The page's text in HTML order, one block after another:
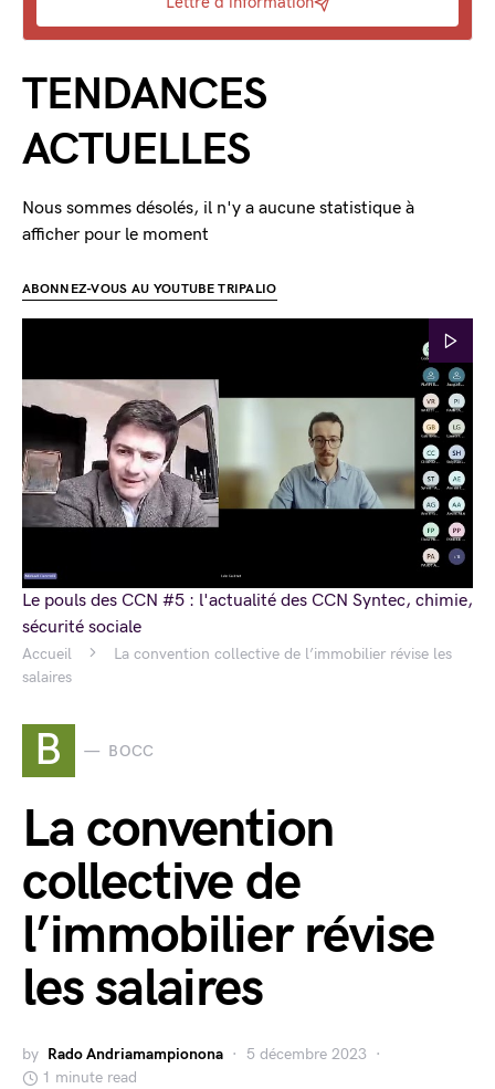
Accueil
La convention collective de l’immobilier révise les
salaires
B BOCC
La convention
collective de
l’immobilier révise
les salaires
by Rado Andriamampionona
5 décembre 2023
1 minute read
TENDANCES
ACTUELLES
Nous sommes désolés, il n'y a aucune statistique à
afficher pour le moment
ABONNEZ-VOUS AU YOUTUBE TRIPALIO
Le pouls des CCN #5 : l'actualité des CCN Syntec, chimie,
sécurité sociale